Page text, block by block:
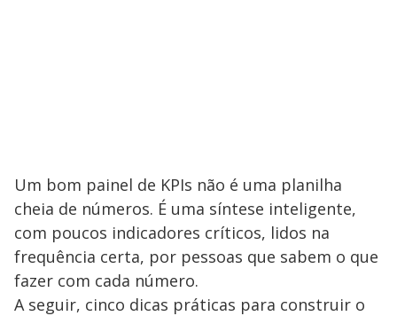
Um bom painel de KPIs não é uma planilha
cheia de números. É uma síntese inteligente,
com poucos indicadores críticos, lidos na
frequência certa, por pessoas que sabem o que
fazer com cada número.
A seguir, cinco dicas práticas para construir o